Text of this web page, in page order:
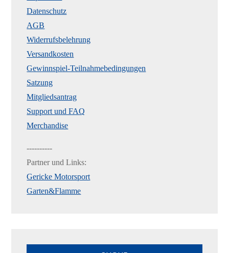
Datenschutz
AGB
Widerrufsbelehrung
Versandkosten
Gewinnspiel-Teilnahmebedingungen
Satzung
Mitgliedsantrag
Support und FAQ
Merchandise
----------
Partner und Links:
Gericke Motorsport
Garten&Flamme